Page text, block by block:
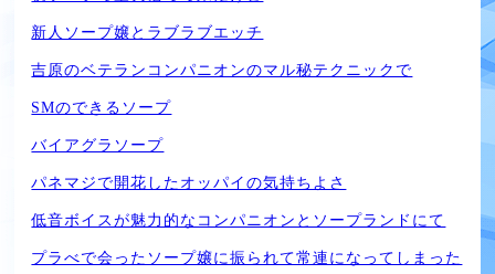
新人ソープ嬢とラブラブエッチ
吉原のベテランコンパニオンのマル秘テクニックで
SMのできるソープ
バイアグラソープ
パネマジで開花したオッパイの気持ちよさ
低音ボイスが魅力的なコンパニオンとソープランドにて
プラべで会ったソープ嬢に振られて常連になってしまった